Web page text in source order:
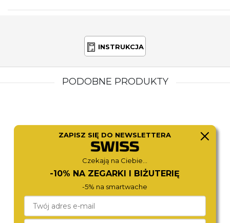
INSTRUKCJA
PODOBNE PRODUKTY
LACOSTE
140,-
ZAPISZ SIĘ DO NEWSLETTERA
Czekają na Ciebie...
-10% NA ZEGARKI I BIŻUTERIĘ
-5% na smartwache